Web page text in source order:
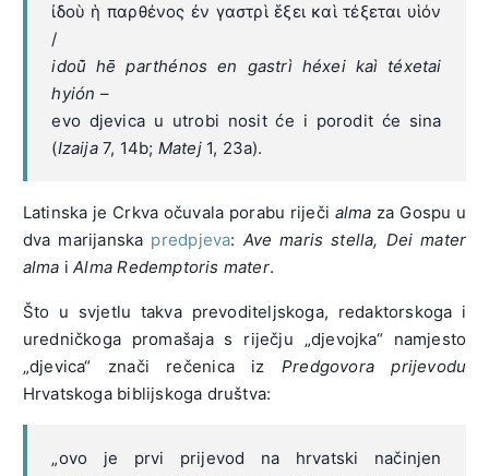
ἰδοὺ ἡ παρθένος ἐν γαστρὶ ἕξει καὶ τέξεται υἱόν
/
idoū̀ hē parthénos en gastrì héxei kaì téxetai
hyión –
evo djevica u utrobi nosit će i porodit će sina
(Izaija7, 14b; Matej1, 23a).
Latinska je Crkva očuvala porabu riječi alma za Gospu u
dva marijanska predpjeva: Ave maris stella, Dei mater
alma iAlma Redemptoris mater.
Što u svjetlu takva prevoditeljskoga, redaktorskoga i
uredničkoga promašaja s riječju „djevojka“ namjesto
„djevica“ znači rečenica iz Predgovora prijevodu
Hrvatskoga biblijskoga društva:
„ovo je prvi prijevod na hrvatski načinjen